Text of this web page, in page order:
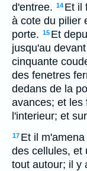
d'entree. 14 Et il
à cote du pilier
porte. 15 Et
jusqu'au
cinquante
des fenetres
dedans de la
avances; et les
l'interieur; et
17 Et il
des cellules, et
tout autour; il y